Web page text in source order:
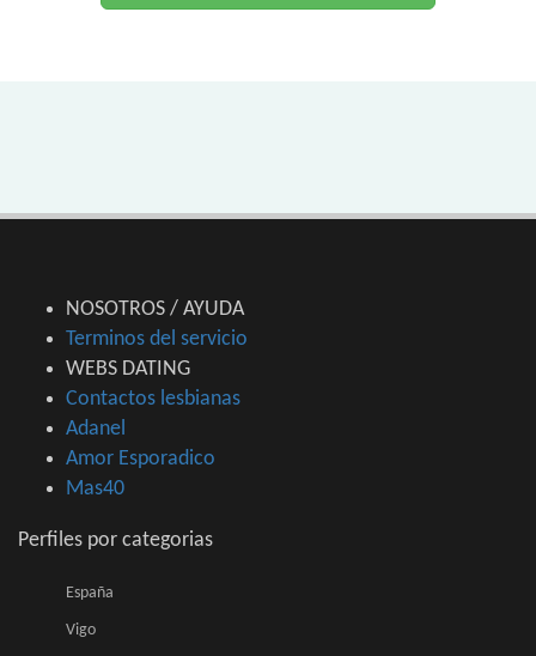
NOSOTROS / AYUDA
Terminos del servicio
WEBS DATING
Contactos lesbianas
Adanel
Amor Esporadico
Mas40
Perfiles por categorias
España
Vigo